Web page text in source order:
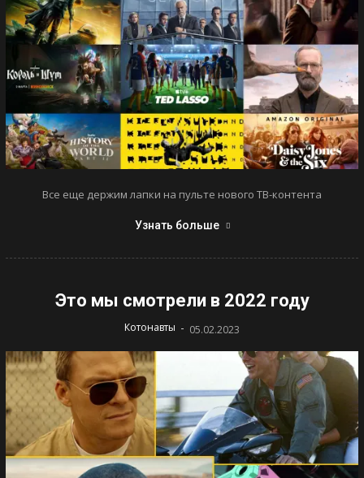
Все еще держим лапки на пульте нового ТВ-контента
Узнать больше
Это мы смотрели в 2022 году
Котонавты - 05.02.2023